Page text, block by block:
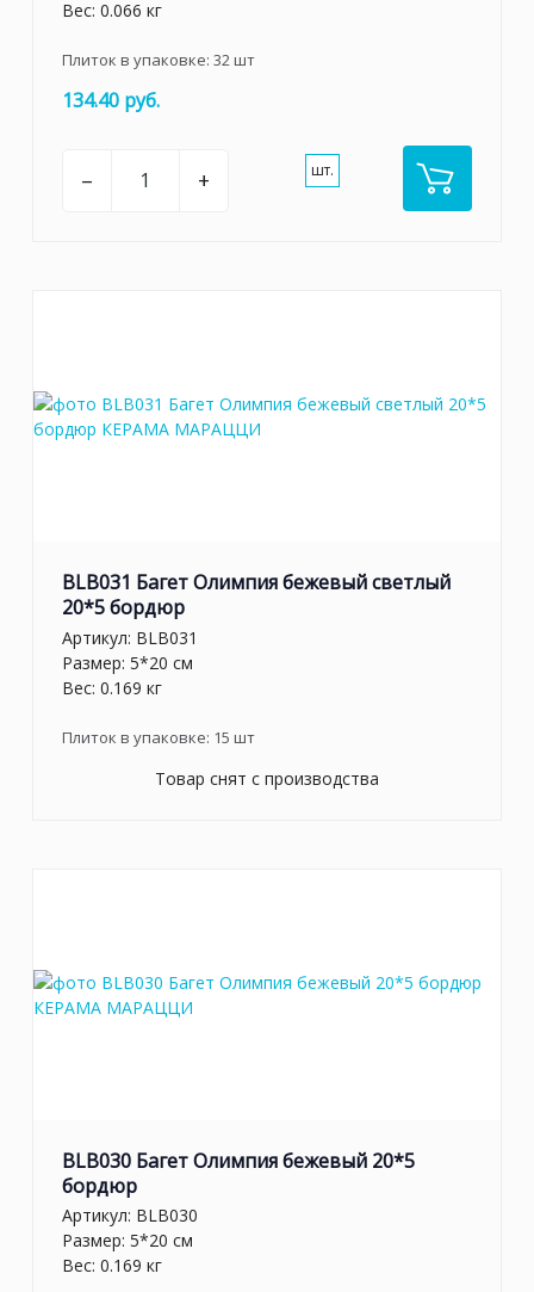
Вес: 0.066 кг
Плиток в упаковке: 32шт
134.40 руб.
– + шт.
BLB031 Багет Олимпия бежевый светлый
20*5 бордюр
Артикул: BLB031
Размер: 5*20 см
Вес: 0.169 кг
Плиток в упаковке: 15 шт
Товар снят с производства
BLB030 Багет Олимпия бежевый 20*5
бордюр
Артикул: BLB030
Размер: 5*20 см
Вес: 0.169 кг